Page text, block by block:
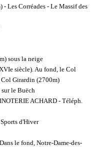
Les Corréades - Le Massif des
sous la neige
siècle). Au fond, le Col
Girardin (2700m)
le Buëch
ACHARD - Téléph.
d'Hiver
le fond, Notre-Dame-des-